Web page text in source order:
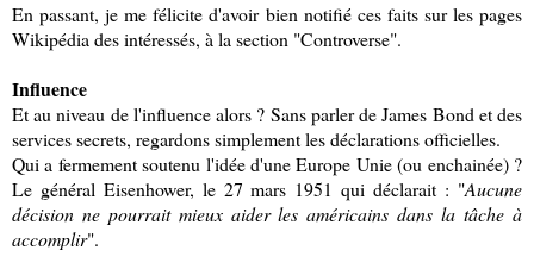
En passant, je me félicite d'avoir bien notifié ces faits sur les pages
Wikipédia des intéressés, à la section "Controverse".
Influence
Et au niveau de l'influence alors ? Sans parler de James Bond et des
services secrets, regardons simplement les déclarations officielles.
Qui a fermement soutenu l'idée d'une Europe Unie (ou enchainée) ?
Le général Eisenhower, le 27 mars 1951 qui déclarait : "Aucune
décision ne pourrait mieux aider les américains dans la tâche à
accomplir".